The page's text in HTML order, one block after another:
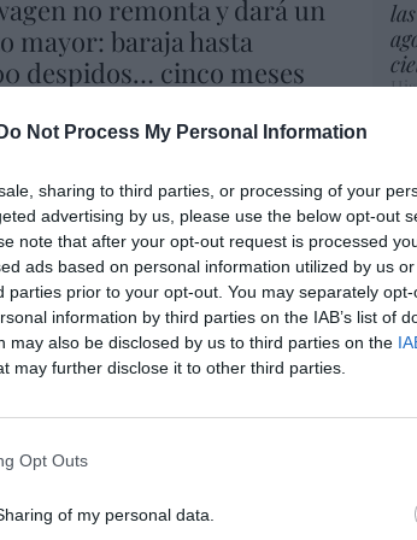
Do Not Process My Personal Information
sharing to third parties, or processing of your
advertising by us, please use the below opt-out
note that after your opt-out request is processed
ads based on personal information utilized by us
parties prior to your opt-out. You may separately
information by third parties on the IAB’s list of
may also be disclosed by us to third parties on the
may further disclose it to other third parties.
Opt Outs
of my personal data.
no remonta y dará un
mayor: baraja hasta
despidos… cinco meses
Sánchez
Los sindicatos de Ferrol
la aprobación del plan
y aguan la fiesta que
Fernando y Cartagena
20/06/2026 6:00
de los
es